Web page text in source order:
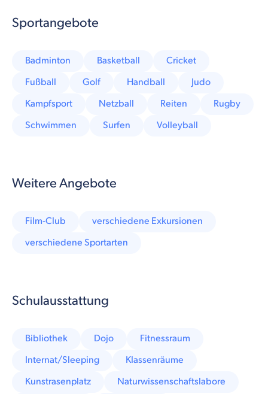
Sportangebote
Badminton Basketball
Cricket
Fußball
Golf Handball
Judo
Kampfsport
Netzball Reiten
Rugby
Schwimmen
Surfen Volleyball
Weitere Angebote
Film-Club
verschiedene Exkursionen
verschiedene Sportarten
Schulausstattung
Bibliothek Dojo
Fitnessraum
Internat/Sleeping
Klassenräume
Kunstrasenplatz
Naturwissenschaftslabore